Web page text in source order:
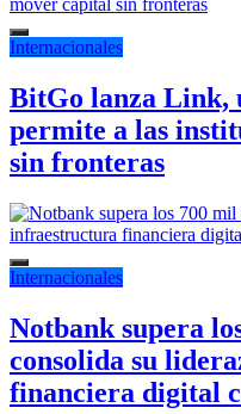
Internacionales
BitGo lanza Link,
permite a las
sin fronteras
Internacionales
Notbank supera
consolida su
financiera digital